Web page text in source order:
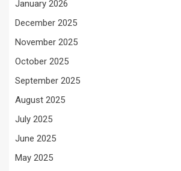
January 2026
December 2025
November 2025
October 2025
September 2025
August 2025
July 2025
June 2025
May 2025